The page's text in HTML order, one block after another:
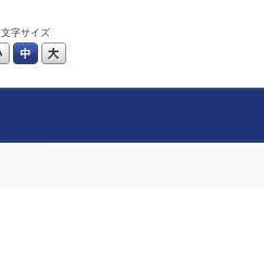
文字サイズ
小 中